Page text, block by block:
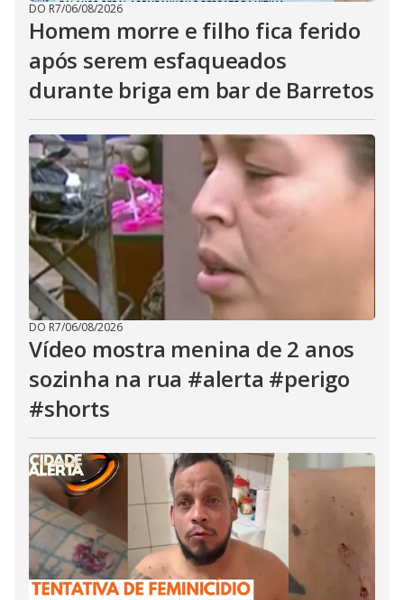
DO R7/06/08/2026
Homem morre e filho fica ferido
após serem esfaqueados
durante briga em bar de Barretos
DO R7/06/08/2026
Vídeo mostra menina de 2 anos
sozinha na rua #alerta #perigo
#shorts